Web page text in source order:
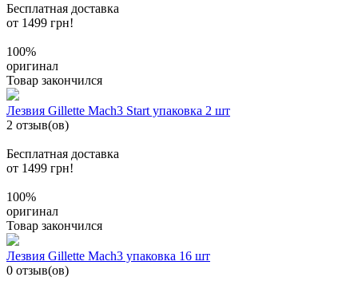
Бесплатная доставка
от 1499 грн!
100%
оригинал
Товар закончился
Лезвия Gillette Mach3 Start упаковка 2 шт
2 отзыв(ов)
Бесплатная доставка
от 1499 грн!
100%
оригинал
Товар закончился
Лезвия Gillette Mach3 упаковка 16 шт
0 отзыв(ов)